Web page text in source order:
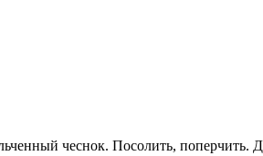
чеснок. Посолить, поперчить.